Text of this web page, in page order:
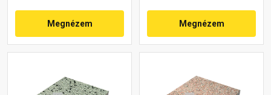
Megnézem Megnézem